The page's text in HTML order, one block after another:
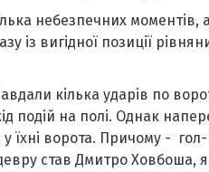
небезпечних моментів,
із вигідної позиції
кілька ударів по
подій на полі. Однак
у їхні ворота. Причому - гол-
став Дмитро Ховбоша,